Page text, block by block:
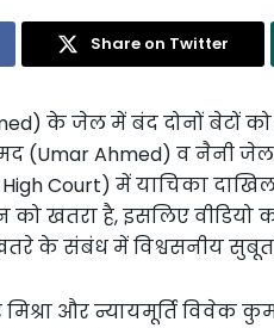
Share on Twitter
के जेल में बंद दोनों बेटों
(Umar Ahmed) व नैनी
Court) में याचिका
खतरा है, इसलिए वीडियो
के संबंध में विश्वसनीय
और न्यायमूर्ति विवेक